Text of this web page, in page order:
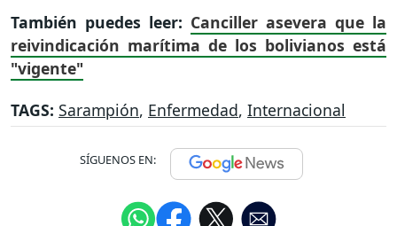
También puedes leer: Canciller asevera que la
reivindicación marítima de los bolivianos está
"vigente"
TAGS: Sarampión, Enfermedad, Internacional
SÍGUENOS EN: